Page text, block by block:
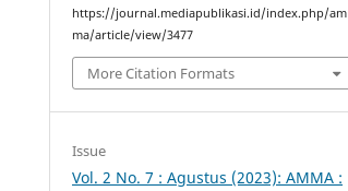
https://journal.mediapublikasi.id/index.php/am
ma/article/view/3477
More Citation Formats
Issue
Vol. 2 No. 7 : Agustus (2023): AMMA :